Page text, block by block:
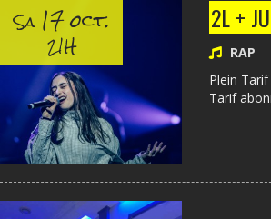
Sa17 oct.
21H
2L +
RAP
Plein
Tarif